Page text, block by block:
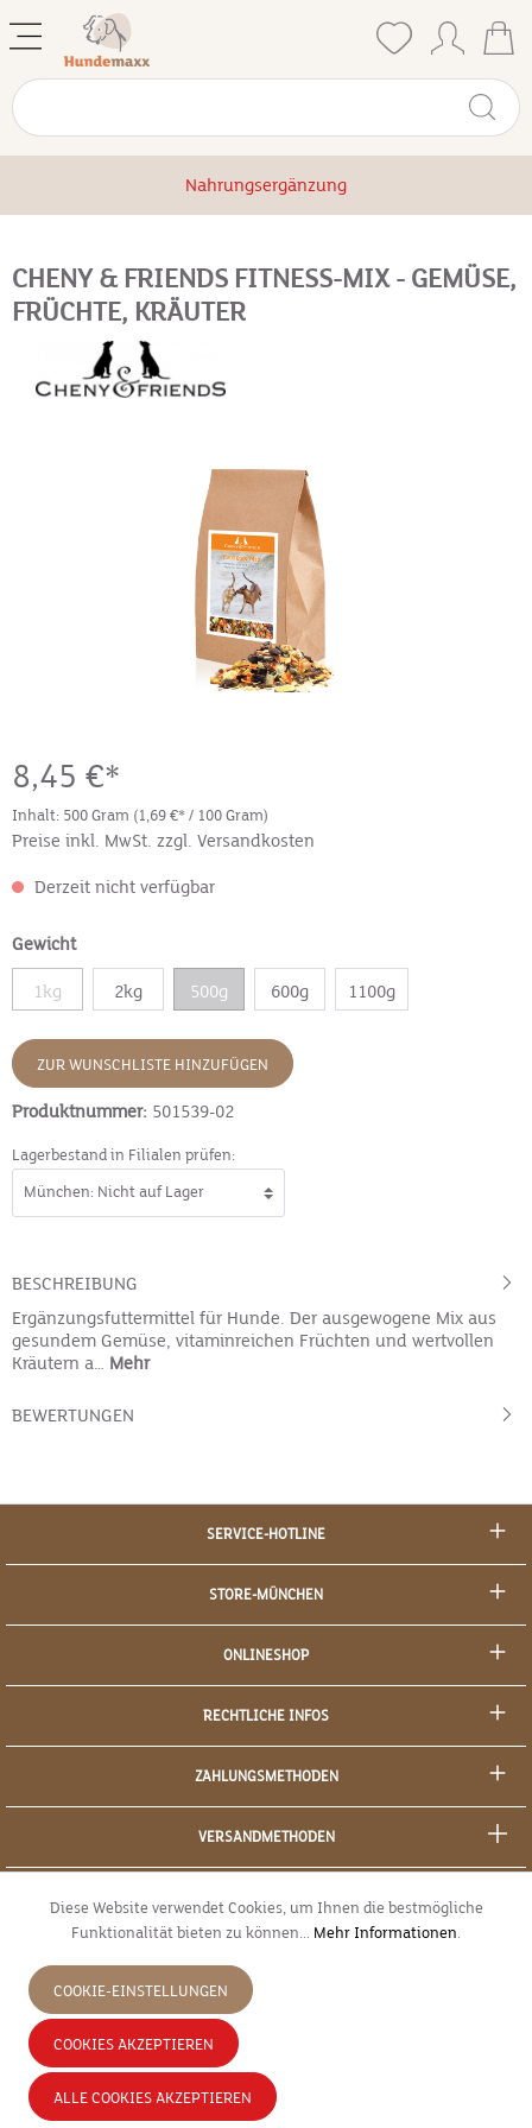
Nahrungsergänzung
CHENY & FRIENDS FITNESS-MIX - GEMÜSE,
FRÜCHTE, KRÄUTER
8,45 €*
Inhalt: 500 Gram (1,69 €* / 100 Gram)
Preise inkl. MwSt. zzgl. Versandkosten
Derzeit nicht verfügbar
Gewicht
1kg 2kg 500g 600g 1100g
ZUR WUNSCHLISTE HINZUFÜGEN
Produktnummer: 501539-02
Lagerbestand in Filialen prüfen:
BESCHREIBUNG
Ergänzungsfuttermittel für Hunde. Der ausgewogene Mix aus
gesundem Gemüse, vitaminreichen Früchten und wertvollen
Kräutern a… Mehr
BEWERTUNGEN
SERVICE-HOTLINE
STORE-MÜNCHEN
ONLINESHOP
RECHTLICHE INFOS
ZAHLUNGSMETHODEN
VERSANDMETHODEN
JETZT WIDERRUFEN
* Alle Preise inkl. gesetzl. Mehrwertsteuer zzgl.
Nachnahmegebühren, wenn nicht anders angegeben.
Diese Website verwendet Cookies, um Ihnen die bestmögliche
Funktionalität bieten zu können... Mehr Informationen.
COOKIE-EINSTELLUNGEN
COOKIES AKZEPTIEREN
ALLE COOKIES AKZEPTIEREN